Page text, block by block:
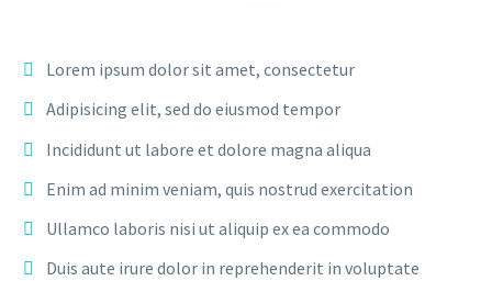
Lorem ipsum dolor sit amet, consectetur
Adipisicing elit, sed do eiusmod tempor
Incididunt ut labore et dolore magna aliqua
Enim ad minim veniam, quis nostrud exercitation
Ullamco laboris nisi ut aliquip ex ea commodo
Duis aute irure dolor in reprehenderit in voluptate